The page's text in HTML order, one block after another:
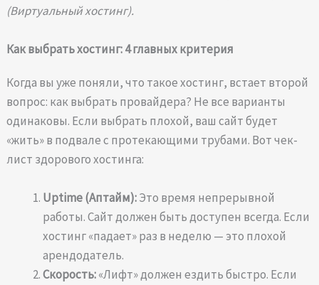
(Виртуальный хостинг).
Как выбрать хостинг: 4 главных критерия
Когда вы уже поняли, что такое хостинг, встает второй
вопрос: как выбрать провайдера? Не все варианты
одинаковы. Если выбрать плохой, ваш сайт будет
«жить» в подвале с протекающими трубами. Вот чек-
лист здорового хостинга:
Uptime (Аптайм):Это время непрерывной
работы. Сайт должен быть доступен всегда. Если
хостинг «падает» раз в неделю — это плохой
арендодатель.
Скорость:«Лифт» должен ездить быстро. Если